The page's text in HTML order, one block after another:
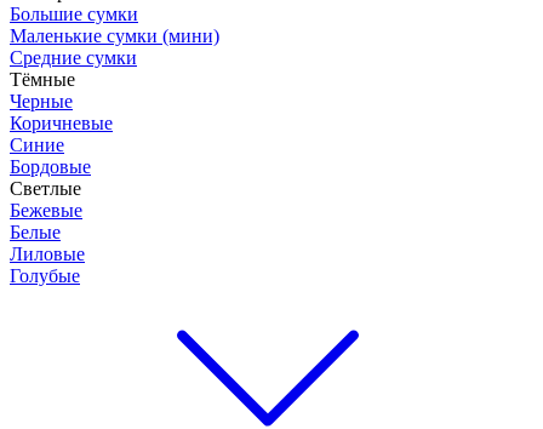
Большие сумки
Маленькие сумки (мини)
Средние сумки
Тёмные
Черные
Коричневые
Синие
Бордовые
Светлые
Бежевые
Белые
Лиловые
Голубые